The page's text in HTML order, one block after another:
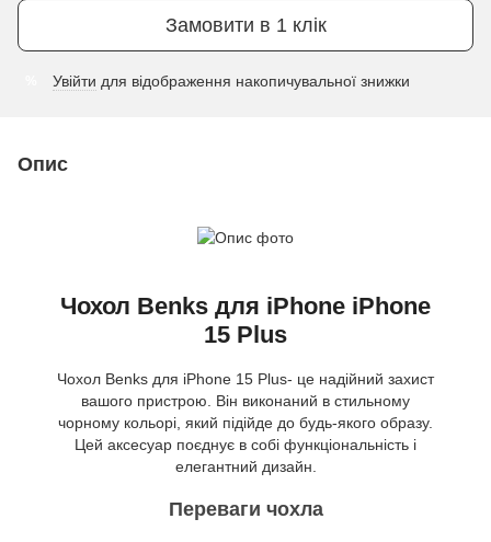
Замовити в 1 клік
Увійти для відображення накопичувальної знижки
Опис
Чохол Benks для iPhone iPhone
15 Plus
Чохол Benks для iPhone 15 Plus- це надійний захист
вашого пристрою. Він виконаний в стильному
чорному кольорі, який підійде до будь-якого образу.
Цей аксесуар поєднує в собі функціональність і
елегантний дизайн.
Переваги чохла